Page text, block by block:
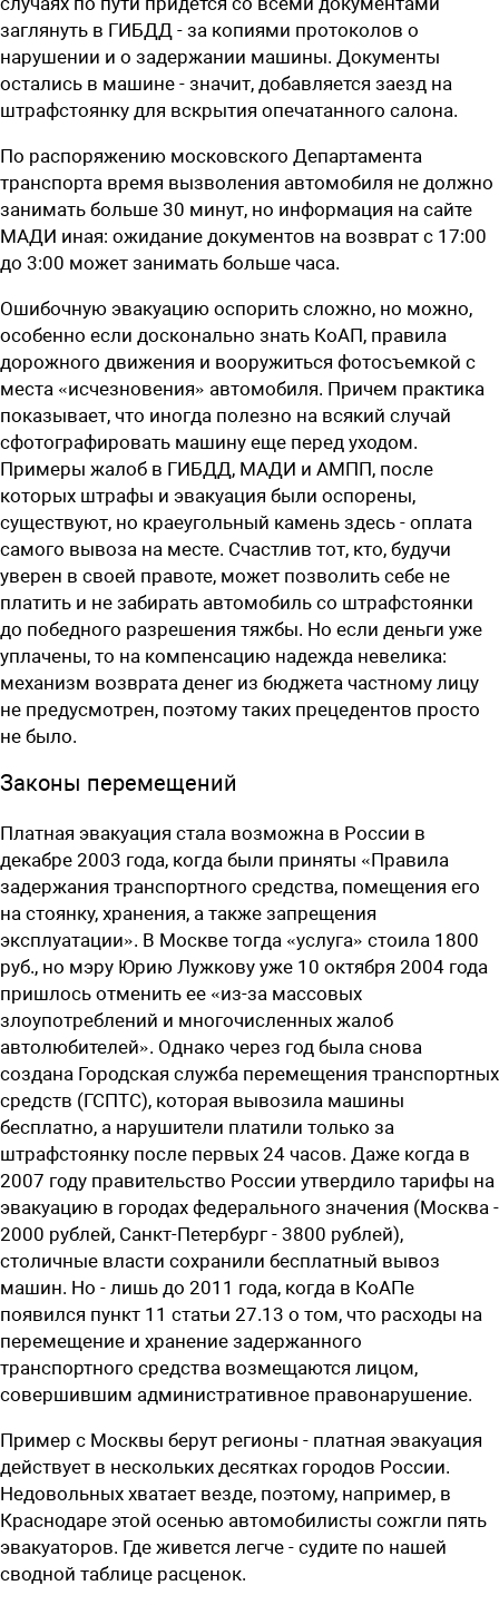
заглянуть в ГИБДД - за копиями протоколов о
нарушении и о задержании машины. Документы
остались в машине - значит, добавляется заезд на
штрафстоянку для вскрытия опечатанного салона.
По распоряжению московского Департамента
транспорта время вызволения автомобиля не должно
занимать больше 30 минут, но информация на сайте
МАДИ иная: ожидание документов на возврат с 17:00
до 3:00 может занимать больше часа.
Ошибочную эвакуацию оспорить сложно, но можно,
особенно если досконально знать КоАП, правила
дорожного движения и вооружиться фотосъемкой с
места «исчезновения» автомобиля. Причем практика
показывает, что иног­да полезно на всякий случай
сфотографировать машину еще перед уходом.
Примеры жалоб в ГИБДД, МАДИ и АМПП, после
которых штрафы и эвакуация были оспорены,
существуют, но краеугольный камень здесь - оплата
самого вывоза на месте. Счастлив тот, кто, будучи
уверен в своей правоте, может позволить себе не
платить и не забирать автомобиль со штрафстоянки
до победного разрешения тяжбы. Но если деньги уже
уплачены, то на компенсацию надежда невелика:
механизм возврата денег из бюджета частному лицу
не предусмот­рен, поэтому таких прецедентов просто
не было.
Законы перемещений
Платная эвакуация стала возможна в России в
декабре 2003 года, когда были приняты «Правила
задержания транспортного средства, помещения его
на стоянку, хранения, а также запрещения
эксплуатации». В Москве тогда «услуга» стоила 1800
руб., но мэру Юрию Лужкову уже 10 октября 2004 года
пришлось отменить ее «из-за массовых
злоупотреблений и многочисленных жалоб
автолюбителей». Однако через год была снова
создана Городская служба перемещения транспортных
средств (ГСПТС), которая вывозила машины
бесплатно, а нарушители платили только за
штрафстоянку после первых 24 часов. Даже когда в
2007 году правительство России утвердило тарифы на
эвакуацию в городах федерального значения (Москва -
2000 рублей, Санкт-Петербург - 3800 рублей),
столичные власти сохранили бесплатный вывоз
машин. Но - лишь до 2011 года, когда в КоАПе
появился пункт 11 статьи 27.13 о том, что расходы на
перемещение и хранение задержанного
транспортного средства возмещаются лицом,
совершившим административное правонарушение.
Пример с Москвы берут регионы - платная эвакуация
действует в нескольких десятках городов России.
Недовольных хватает везде, поэтому, например, в
Краснодаре этой осенью автомобилисты сожгли пять
эвакуаторов. Где живется легче - судите по нашей
сводной таблице расценок.